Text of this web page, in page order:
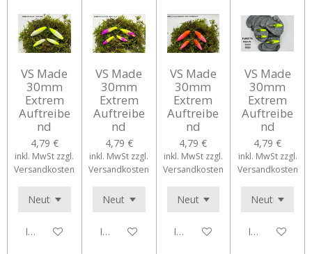
VS Made
30mm
Extrem
Auftreibe
nd
4,79 €
inkl. MwSt zzgl.
Versandkosten
In den Warenkorb
VS Made
30mm
Extrem
Auftreibe
nd
4,79 €
inkl. MwSt zzgl.
Versandkosten
In den Warenkorb
VS Made
30mm
Extrem
Auftreibe
nd
4,79 €
inkl. MwSt zzgl.
Versandkosten
In den Warenkorb
VS Made
30mm
Extrem
Auftreibe
nd
4,79 €
inkl. MwSt zzgl.
Versandkosten
In den